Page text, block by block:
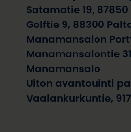
Satamatie 19,
Golftie 9, 88300
Manamansalon
Manamansalontie
Manamansalo
Uiton avantouinti
Vaalankurkuntie,